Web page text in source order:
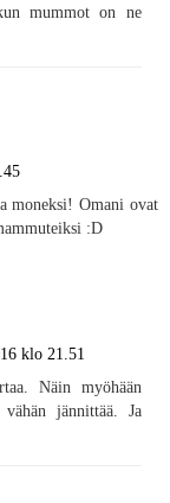
mummot on ne
moneksi! Omani ovat
:D
klo 21.51
Näin myöhään
jännittää. Ja